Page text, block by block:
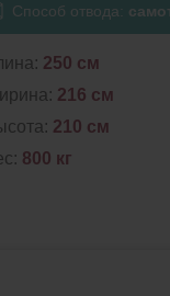
Способ отвода:
250 см
216 см
210 см
800 кг